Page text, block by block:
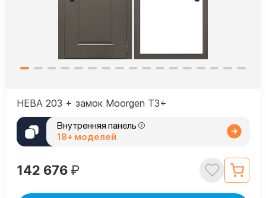
НЕВА 203 + замок Moorgen T3+
Внутренняя панель
18+ моделей
142 676 ₽